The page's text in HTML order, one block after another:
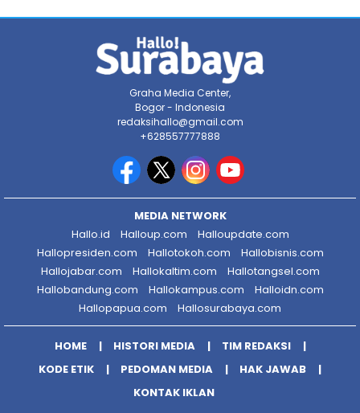
Graha Media Center,
Bogor - Indonesia
redaksihallo@gmail.com
+628557777888
MEDIA NETWORK
Hallo.id
Halloup.com
Halloupdate.com
Hallopresiden.com
Hallotokoh.com
Hallobisnis.com
Hallojabar.com
Hallokaltim.com
Hallotangsel.com
Hallobandung.com
Hallokampus.com
Halloidn.com
Hallopapua.com
Hallosurabaya.com
HOME HISTORI MEDIA
TIM REDAKSI
KODE ETIK
PEDOMAN MEDIA
HAK JAWAB
KONTAK IKLAN